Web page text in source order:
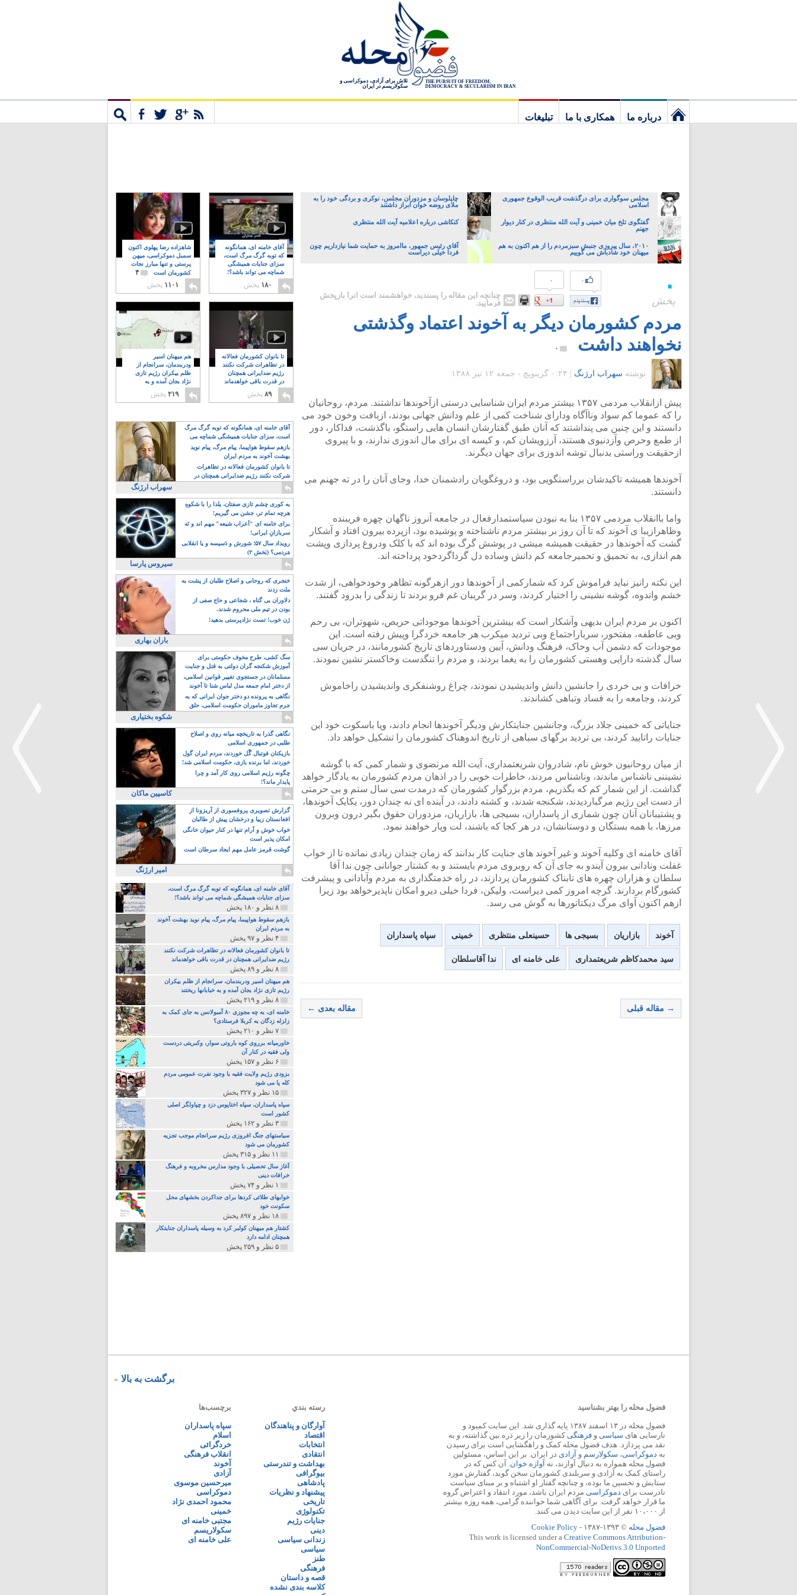
THE PURSUIT OF FREEDOM,
DEMOCRACY & SECULARISM IN IRAN
تلاش برای آزادی، دموکراسی و
سکولاریسم در ایران
درباره ما همکاری با ما
تبلیغات
مجلس سوگواری برای درگذشت قریب الوقوع جمهوری
اسلامی
چاپلوسان و مزدوران مجلس، نوکری و بردگی خود را به
ملای روضه خوان ابراز داشتند
گفتگوی تلخ میان خمینی و آیت الله منتظری در کنار دیوار
جهنم
کنکاشی درباره اعلامیه آیت الله منتظری
۲۰۱۰، سال پیروزی جنبش سبزمردم را از هم اکنون به هم
میهنان خود شادباش می گوییم
آقای رئیس جمهور، ماامروز به حمایت شما نیازداریم چون
فردا خیلی دیراست
۰
پخش
۰ ۰
چنانچه این مقاله را پسندید، خواهشمند است آنرا بازپخش
فرمایید.
مردم کشورمان دیگر به آخوند اعتماد وگذشتی
نخواهند داشت
۰
نوشته سهراب ارژنگ ۰:۲۴ گرينويچ - جمعه ۱۲ تیر ۱۳۸۸
پیش ازانقلاب مردمی ۱۳۵۷ بیشتر مردم ایران شناسایی درستی ازآخوندها نداشتند. مردم، روحانیان
را که عموما کم سواد وناآگاه ودارای شناخت کمی از علم ودانش جهانی بودند، ازبافت وخون خود می
دانستند و این چنین می پنداشتند که آنان طبق گفتارشان انسان هایی راستگو، باگذشت، فداکار، دور
از طمع وحرص وآزدنیوی هستند، آرزویشان کم، و کیسه ای برای مال اندوزی ندارند، و با پیروی
ازحقیقت وراستی بدنبال توشه اندوزی برای جهان دیگرند.
آخوندها همیشه تاکیدشان برراستگویی بود، و دروغگویان رادشمنان خدا، وجای آنان را در ته جهنم می
دانستند.
واما باانقلاب مردمی ۱۳۵۷ بنا به نبودن سیاستمدارفعال در جامعه آنروز ناگهان چهره فریبنده
وظاهرازیبا ی آخوند که تا آن روز بر بیشتر مردم ناشناخته و پوشیده بود، ازپرده بیرون افتاد و آشکار
گشت که آخوندها در حقیقت همیشه میشی در پوشش گرگ بوده اند که با کلک ودروغ پردازی وپشت
هم اندازی، به تحمیق و تحمیرجامعه کم دانش وساده دل گرداگردخود پرداخته اند.
این نکته رانیز نباید فراموش کرد که شمارکمی از آخوندها دور ازهرگونه تظاهر وخودخواهی، از شدت
خشم واندوه، گوشه نشینی را اختیار کردند، وسر در گریبان غم فرو بردند تا زندگی را بدرود گفتند.
اکنون بر مردم ایران بدیهی وآشکار است که بیشترین آخوندها موجوداتی حریص، شهوتران، بی رحم
وبی عاطفه، مفتخور، سرباراجتماع وبی تردید میکرب هر جامعه خردگرا وپیش رفته است. این
موجودات که دشمن آب وخاک، فرهنگ ودانش، آیین ودستاوردهای تاریخ کشورمانند، در جریان سی
سال گذشته دارایی وهستی کشورمان را به یغما بردند، و مردم را تنگدست وخاکستر نشین نمودند.
خرافات و بی خردی را جانشین دانش واندیشیدن نمودند، چراغ روشنفکری واندیشیدن راخاموش
کردند، وجامعه را به فساد وتباهی کشاندند.
جنایاتی که خمینی جلاد بزرگ، وجانشین جنایتکارش ودیگر آخوندها انجام دادند، ویا باسکوت خود این
جنایات راتایید کردند، بی تردید برگهای سیاهی از تاریخ اندوهناک کشورمان را تشکیل خواهد داد.
از میان روحانیون خوش نام، شادروان شریعتمداری، آیت الله مرتضوی و شمار کمی که با گوشه
نشیننی ناشناس ماندند، وناشناس مردند، خاطرات خوبی را در اذهان مردم کشورمان به یادگار خواهد
گذاشت. از این شمار کم که بگذریم، مردم بزرگوار کشورمان که درمدت سی سال ستم و بی حرمتی
از دست این رژیم مرگباردیدند، شکنجه شدند، و کشته دادند، در آینده ای نه چندان دور، یکایک آخوندها،
و پشتیبانان آنان چون شماری از پاسداران، بسیجی ها، بازاریان، مزدوران حقوق بگیر درون وبرون
مرزها، با همه بستگان و دوستانشان، در هر کجا که باشند، لت وپار خواهند نمود.
آقای خامنه ای وکلیه آخوند و غیر آخوند های جنایت کار بدانند که زمان چندان زیادی نمانده تا از خواب
غفلت ونادانی بیرون آیندو به جای آن که روبروی مردم بایستند و به کشتار جوانانی چون ندا آقا
سلطان و هزاران چهره های تابناک کشورمان پردازند، در راه خدمتگذاری به مردم وآبادانی و پیشرفت
کشورگام بردارند. گرچه امروز کمی دیراست، ولیکن، فردا خیلی دیرو امکان ناپذیرخواهد بود زیرا
ازهم اکنون آوای مرگ دیکتاتورها به گوش می رسد.
آخوند بازاریان بسیجی ها حسینعلی منتظری خمینی سپاه پاسداران
سید محمد‌کاظم شریعتمداری علی خامنه ای ندا آقاسلطان
→ مقاله قبلی مقاله بعدی ←
شاهزاده رضا پهلوی اکنون
سمبل دموکراسی، میهن
پرستی و تنها مبارز نجات
کشورمان است
۴
۱۱۰۱ پخش
آقای خامنه ای، همانگونه
که توبه گرگ مرگ است،
سزای جنایات همیشگی
شماچه می تواند باشد؟!
۸
۱۸۰ پخش
هم میهنان اسیر
ودربندمان، سرانجام از
ظلم بیکران رژیم تازی
نژاد بجان آمده و به
۲۱۹ پخش
تا بانوان کشورمان فعالانه
در تظاهرات شرکت نکنند
رژیم ضدایرانی همچنان
در قدرت باقی خواهدماند
۸
۸۹ پخش
آقای خامنه ای، همانگونه که توبه گرگ مرگ
است، سزای جنایات همیشگی شماچه می
تواند باشد؟!
بازهم سقوط هواپیما، پیام مرگ، پیام نوید
بهشت آخوند به مردم ایران
تا بانوان کشورمان فعالانه در تظاهرات
شرکت نکنند رژیم ضدایرانی همچنان در
قدرت باقی خواهدماند
سهراب ارژنگ
به کوری چشم تازی صفتان، یلدا را با شکوهِ
هرچه تمام تر، جشن می گیریم!
برای خامنه ای "اَعراب شیعه" مهم اند و نَه
سربازانِ ایرانی!
رویداد سال ۵۷؛ شورش و دَسیسه و یا انقلابی
مَردمی؟ (بَخش ۲)
سیروس پارسا
خنجری که روحانی و اصلاح طلبان از پشت به
ملت زدند
دلاوران بی گناه ، شجاعی و حاج صفی از
بودن در تیم ملی محروم شدند.
ژن خوب! تست نژادپرستی بدهید!
باران بهاری
سگ کشی، طرح مخوف حکومتی برای
آموزش شکنجه گران دولتی به قتل و جنایت
بیشتر
مسلمانان در جستجوی تغییر قوانین اسلامی،
از دختر امام جمعه مدل لباس شنا تا آخوند
مسلمان همجنسگرا!
نگاهی به پرونده دو دختر جوان ایرانی که به
جرم تجاوز ماموران حکومت اسلامی، حلق
آویز شدند!
شکوه بختیاری
نگاهی گذرا به تاریخچه میانه روی و اصلاح
طلبی در جمهوری اسلامی
بازیکنان فوتبال گًل خوردند، مردم ایران گول
خوردند، اما برنده بازی، حکومت اسلامی شد!
چگونه رژیم اسلامی روی کار آمد و چرا
پایدار ماند؟!
کاسپین ماکان
گزارش تصویری پروفسوری از آریزونا از
افغانستان زیبا و درخشان پیش از طالبان
خواب خوش و آرام تنها در کنار حیوان خانگی
امکان پذیر است
گوشت قرمز عامل مهم ایجاد سرطان است
امیر ارژنگ
آقای خامنه ای، همانگونه که توبه گرگ مرگ است،
سزای جنایات همیشگی شماچه می تواند باشد؟!
۸ نظر و ۱۸۰ پخش
بازهم سقوط هواپیما، پیام مرگ، پیام نوید بهشت آخوند
به مردم ایران
۴ نظر و ۹۷ پخش
تا بانوان کشورمان فعالانه در تظاهرات شرکت نکنند
رژیم ضدایرانی همچنان در قدرت باقی خواهدماند
۸ نظر و ۸۹ پخش
هم میهنان اسیر ودربندمان، سرانجام از ظلم بیکران
رژیم تازی نژاد بجان آمده و به خبابانها ریختند
۸ نظر و ۲۱۹ پخش
خامنه ای، به چه مجوزی ۸۰ آمبولانس به جای کمک به
زلزله زدگان به کربلا فرستادی؟
۷ نظر و ۲۱۰ پخش
خاورمیانه برروی کوه باروتی سوار، وکبریتی دردست
ولی فقیه در کنار آن
۶ نظر و ۱۵۷ پخش
بزودی رژیم ولایت فقیه با وجود نفرت عمومی مردم
کله پا می شود
۱۵ نظر و ۳۲۷ پخش
سپاه پاسداران، سپاه اختاپوس دزد و چپاولگر اصلی
کشور است
۳ نظر و ۱۶۲ پخش
سیاستهای جنگ افروزی رژیم سرانجام موجب تجزیه
کشورمان می شود
۱۱ نظر و ۳۱۵ پخش
آغاز سال تحصیلی با وجود مدارس مخروبه و فرهنگ
خرافات دینی
۱ نظر و ۷۴ پخش
خوابهای طلائی کردها برای جداکردن بخشهای محل
سکونت خود
۱۸ نظر و ۸۹۷ پخش
کشتار هم میهنان کولبر کرد به وسیله پاسداران جنایتکار
همچنان ادامه دارد
۵ نظر و ۲۵۹ پخش
برگشت به بالا
فضول محله را بهتر بشناسید
فضول محله در ۱۳ اسفند ۱۳۸۷ پایه گذاری شد. این سایت کمبود و
نارسایی های سیاسی و فرهنگیکشورمان را زیر ذره بین گذاشته، و به
نقد می پردازد. هدف فضول محله کمک و راهگشایی است برای رسیدن
به دموکراسی، سکولارسم و آزادی در ایران. بر این اساس، مسئولین
فضول محله همواره به دنبال آوازند، نه آوازه خوان. آن کس که در
راستای کمک به آزادی و سربلندی کشورمان سخن گوید، گفتارش مورد
ستایش و تحسین ما بوده، و چنانچه گفتار او اشتباه و بر مبنای سیاست
نادرست برای دموکراسی مردم ایران باشد، مورد انتقاد و اعتراض گروه
ما قرار خواهد گرفت. برای آگاهی شما خواننده گرامی، همه روزه بیشتر
از ۱۰،۰۰۰ نفر از این سایت دیدن می کنند.
فضول محله © ۱۳۹۳-۱۳۸۷ -
Cookie Policy
This work is licensed under a Creative Commons Attribution-
NonCommercial-NoDerivs 3.0 Unported
رسته بندي
آوارگان و پناهندگان
اقتصاد
انتخابات
انتقادی
بهداشت و تندرستی
بیوگرافی
پادشاهی
پیشنهاد و نظریات
تاریخی
تکنولوژی
جنایات رژیم
دینی
زندانی سیاسی
سیاسی
طنز
فرهنگی
قصه و داستان
کلاسه بندی نشده
برچسب‌ها
سپاه پاسداران
اسلام
خردگرائی
انقلاب فرهنگی
آخوند
آزادی
میرحسین موسوی
دموکراسی
محمود احمدی نژاد
خمینی
مجتبی خامنه ای
سکولاریسم
علی خامنه ای